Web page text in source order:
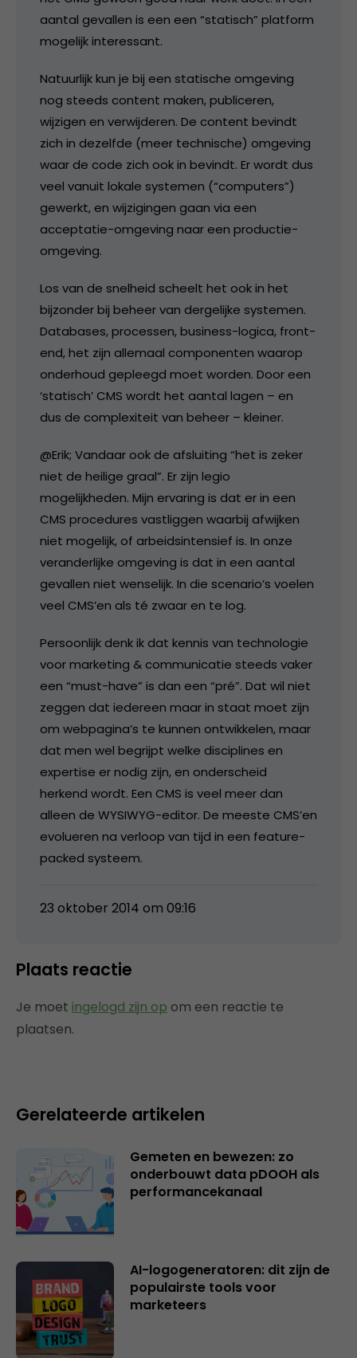
aantal gevallen is een een “statisch” platform
mogelijk interessant.
Natuurlijk kun je bij een statische omgeving
nog steeds content maken, publiceren,
wijzigen en verwijderen. De content bevindt
zich in dezelfde (meer technische) omgeving
waar de code zich ook in bevindt. Er wordt dus
veel vanuit lokale systemen (“computers”)
gewerkt, en wijzigingen gaan via een
acceptatie-omgeving naar een productie-
omgeving.
Los van de snelheid scheelt het ook in het
bijzonder bij beheer van dergelijke systemen.
Databases, processen, business-logica, front-
end, het zijn allemaal componenten waarop
onderhoud gepleegd moet worden. Door een
‘statisch’ CMS wordt het aantal lagen – en
dus de complexiteit van beheer – kleiner.
@Erik; Vandaar ook de afsluiting “het is zeker
niet de heilige graal”. Er zijn legio
mogelijkheden. Mijn ervaring is dat er in een
CMS procedures vastliggen waarbij afwijken
niet mogelijk, of arbeidsintensief is. In onze
veranderlijke omgeving is dat in een aantal
gevallen niet wenselijk. In die scenario’s voelen
veel CMS’en als té zwaar en te log.
Persoonlijk denk ik dat kennis van technologie
voor marketing & communicatie steeds vaker
een “must-have” is dan een “pré”. Dat wil niet
zeggen dat iedereen maar in staat moet zijn
om webpagina’s te kunnen ontwikkelen, maar
dat men wel begrijpt welke disciplines en
expertise er nodig zijn, en onderscheid
herkend wordt. Een CMS is veel meer dan
alleen de WYSIWYG-editor. De meeste CMS’en
evolueren na verloop van tijd in een feature-
packed systeem.
23 oktober 2014 om 09:16
Plaats reactie
Je moet ingelogd zijn op om een reactie te
plaatsen.
Gerelateerde artikelen
Gemeten en bewezen: zo
onderbouwt data pDOOH als
performancekanaal
AI-logogeneratoren: dit zijn de
populairste tools voor
marketeers